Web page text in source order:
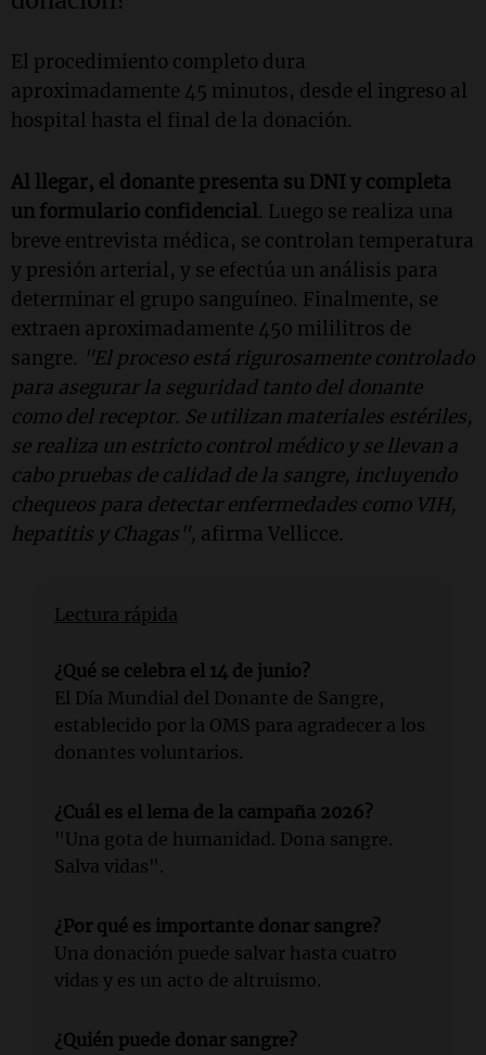
El procedimiento completo dura
aproximadamente 45 minutos, desde el ingreso al
hospital hasta el final de la donación.
Al llegar, el donante presenta su DNI y completa
un formulario confidencial. Luego se realiza una
breve entrevista médica, se controlan temperatura
y presión arterial, y se efectúa un análisis para
determinar el grupo sanguíneo. Finalmente, se
extraen aproximadamente 450 mililitros de
sangre. "El proceso está rigurosamente controlado
para asegurar la seguridad tanto del donante
como del receptor. Se utilizan materiales estériles,
se realiza un estricto control médico y se llevan a
cabo pruebas de calidad de la sangre, incluyendo
chequeos para detectar enfermedades como VIH,
hepatitis y Chagas", afirma Vellicce.
Lectura rápida
¿Qué se celebra el 14 de junio?
El Día Mundial del Donante de Sangre,
establecido por la OMS para agradecer a los
donantes voluntarios.
¿Cuál es el lema de la campaña 2026?
"Una gota de humanidad. Dona sangre.
Salva vidas".
¿Por qué es importante donar sangre?
Una donación puede salvar hasta cuatro
vidas y es un acto de altruismo.
¿Quién puede donar sangre?